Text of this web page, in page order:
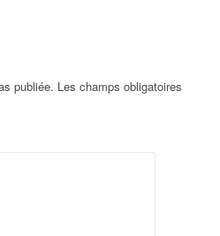
publiée. Les champs obligatoires